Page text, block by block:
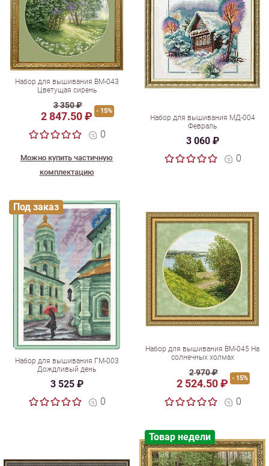
Набор для вышивания ВМ-043
Цветущая сирень
3 350 ₽
2 847.50 ₽ - 15%
0
Можно купить частичную
комплектацию
Набор для вышивания МД-004
Февраль
3 060 ₽
0
Набор для вышивания ГМ-003
Дождливый день
3 525 ₽
0
Под заказ
Набор для вышивания ВМ-045 На
солнечных холмах
2 970 ₽
2 524.50 ₽ - 15%
0
Товар недели